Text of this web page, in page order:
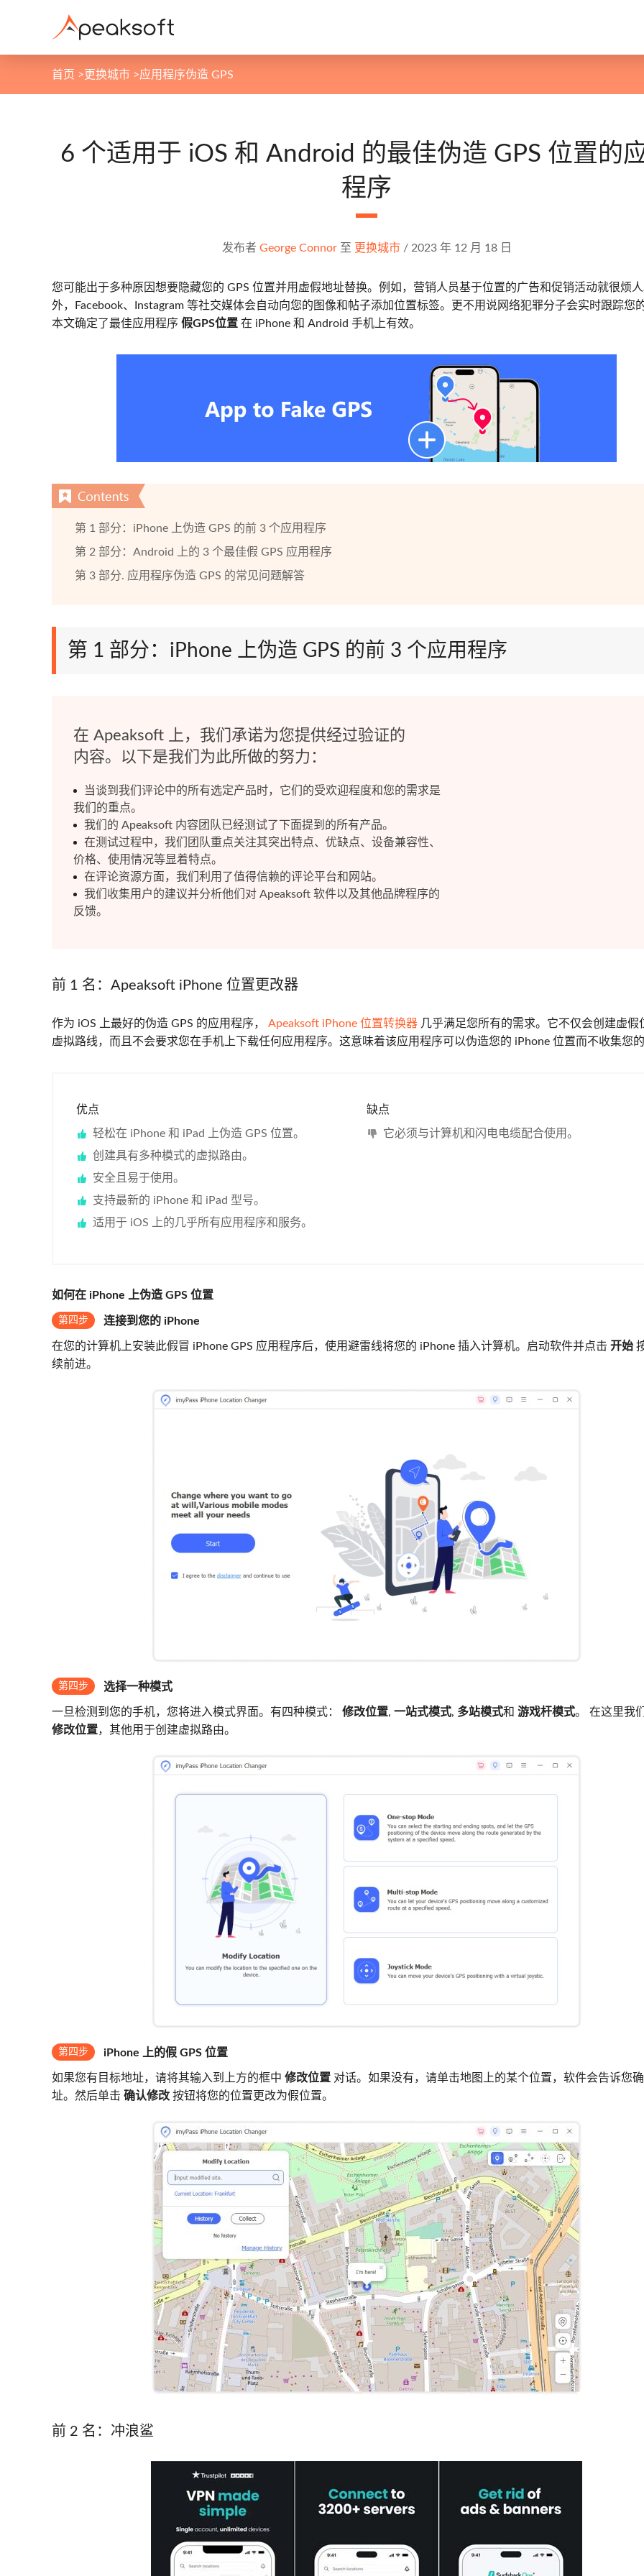
首页 >更换城市 >应用程序伪造 GPS
6 个适用于 iOS 和 Android 的最佳伪造 GPS 位置的
程序
发布者 George Connor至 更换城市/ 2023 年 12 月 18 日
您可能出于多种原因想要隐藏您的 GPS 位置并用虚假地址替换。例如，营销人员基于位置的广告和促销活动就很烦
外，Facebook、Instagram 等社交媒体会自动向您的图像和帖子添加位置标签。更不用说网络犯罪分子会实时跟踪您
本文确定了最佳应用程序 假GPS位置 在 iPhone 和 Android 手机上有效。
第 1 部分：iPhone 上伪造 GPS 的前 3 个应用程序
第 2 部分：Android 上的 3 个最佳假 GPS 应用程序
第 3 部分. 应用程序伪造 GPS 的常见问题解答
第 1 部分：iPhone 上伪造 GPS 的前 3 个应用程序
在 Apeaksoft 上，我们承诺为您提供经过验证的
内容。以下是我们为此所做的努力：
当谈到我们评论中的所有选定产品时，它们的受欢迎程度和您的需求是
我们的重点。
我们的 Apeaksoft 内容团队已经测试了下面提到的所有产品。
在测试过程中，我们团队重点关注其突出特点、优缺点、设备兼容性、
价格、使用情况等显着特点。
在评论资源方面，我们利用了值得信赖的评论平台和网站。
我们收集用户的建议并分析他们对 Apeaksoft 软件以及其他品牌程序的
反馈。
前 1 名：Apeaksoft iPhone 位置更改器
作为 iOS 上最好的伪造 GPS 的应用程序， Apeaksoft iPhone 位置转换器 几乎满足您所有的需求。它不仅会创建虚假
虚拟路线，而且不会要求您在手机上下载任何应用程序。这意味着该应用程序可以伪造您的 iPhone 位置而不收集您
优点
轻松在 iPhone 和 iPad 上伪造 GPS 位置。
创建具有多种模式的虚拟路由。
安全且易于使用。
支持最新的 iPhone 和 iPad 型号。
适用于 iOS 上的几乎所有应用程序和服务。
缺点
它必须与计算机和闪电电缆配合使用。
如何在 iPhone 上伪造 GPS 位置
第四步 连接到您的 iPhone
在您的计算机上安装此假冒 iPhone GPS 应用程序后，使用避雷线将您的 iPhone 插入计算机。启动软件并点击 开始
续前进。
第四步 选择一种模式
一旦检测到您的手机，您将进入模式界面。有四种模式： 修改位置, 一站式模式, 多站模式和 游戏杆模式。 在这里我
修改位置，其他用于创建虚拟路由。
第四步 iPhone 上的假 GPS 位置
如果您有目标地址，请将其输入到上方的框中 修改位置 对话。如果没有，请单击地图上的某个位置，软件会告诉您
址。然后单击 确认修改 按钮将您的位置更改为假位置。
前 2 名：冲浪鲨